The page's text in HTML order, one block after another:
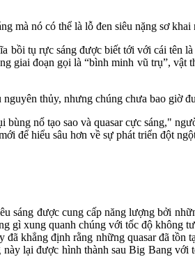
mà nó có thể là lỗ đen siêu nặng sơ
tụ rực sáng được biết tới với cái tên
đoạn gọi là “bình minh vũ trụ”, vật
thủy, nhưng chúng chưa bao giờ
nổ tạo sao và quasar cực sáng,"
để hiểu sâu hơn về sự phát triển đột
sáng được cung cấp năng lượng bởi
gì xung quanh chúng với tốc độ không
khẳng định rằng những quasar đã tồn
lại được hình thành sau Big Bang